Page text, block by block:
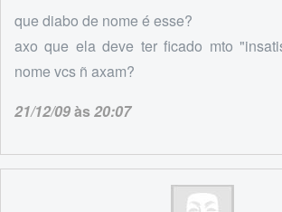
que diabo de nome é esse?
axo que ela deve ter ficado mto
nome vcs ñ axam?
21/12/09às20:07